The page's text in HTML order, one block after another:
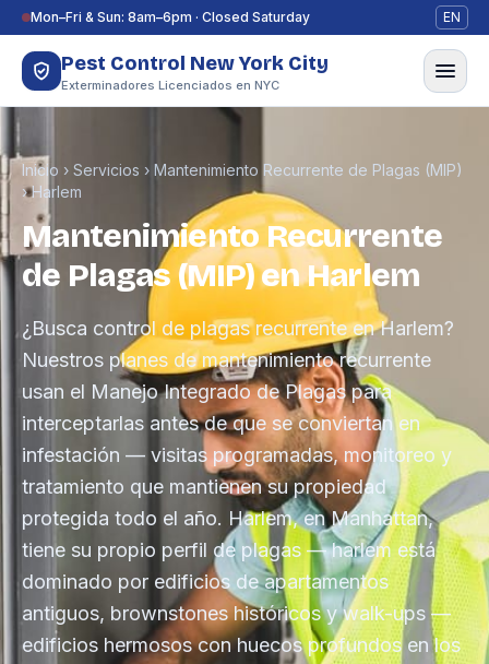
Saltar al contenido
Mon–Fri & Sun: 8am–6pm · Closed Saturday EN
Pest Control New York City
Exterminadores Licenciados en NYC
Inicio › Servicios › Mantenimiento Recurrente de Plagas (MIP)
›Harlem
Mantenimiento Recurrente
de Plagas (MIP) en Harlem
¿Busca control de plagas recurrente en Harlem?
Nuestros planes de mantenimiento recurrente
usan el Manejo Integrado de Plagas para
interceptarlas antes de que se conviertan en
infestación — visitas programadas, monitoreo y
tratamiento que mantienen su propiedad
protegida todo el año. Harlem, en Manhattan,
tiene su propio perfil de plagas — harlem está
dominado por edificios de apartamentos
antiguos, brownstones históricos y walk-ups —
edificios hermosos con huecos profundos en los